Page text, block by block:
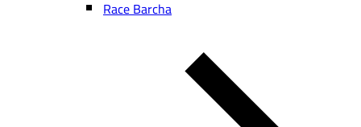
Race Barcha